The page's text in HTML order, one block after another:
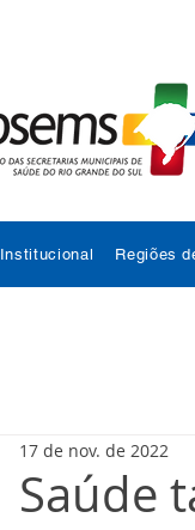
Institucional Regiões
Saúde
17 de nov. de 2022